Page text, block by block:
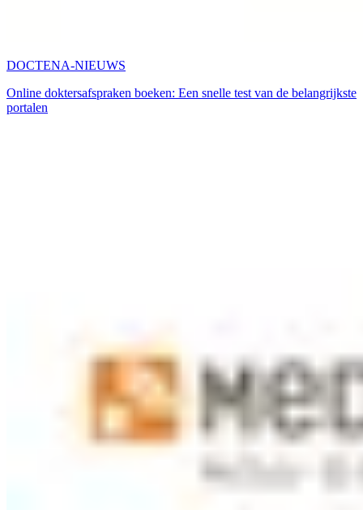
DOCTENA-NIEUWS
Online doktersafspraken boeken: Een snelle test van de belangrijkste
portalen